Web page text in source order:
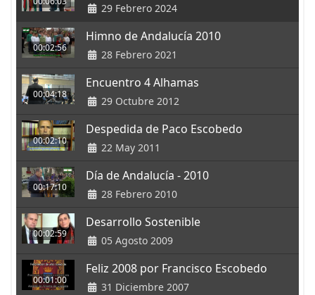
29 Febrero 2024
00:02:56
Himno de Andalucía 2010
28 Febrero 2021
00:04:18
Encuentro 4 Alhamas
29 Octubre 2012
00:02:10
Despedida de Paco Escobedo
22 May 2011
00:17:10
Día de Andalucía - 2010
28 Febrero 2010
00:02:59
Desarrollo Sostenible
05 Agosto 2009
00:01:00
Feliz 2008 por Francisco Escobedo
31 Diciembre 2007